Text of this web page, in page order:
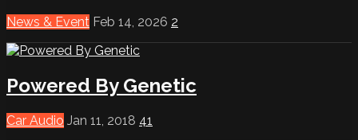
News & Event Feb 14, 2026 2
Powered By Genetic
Car Audio Jan 11, 2018 41